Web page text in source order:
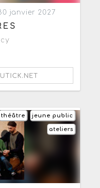
janvier 2027
jeune public
théâtre
ateliers